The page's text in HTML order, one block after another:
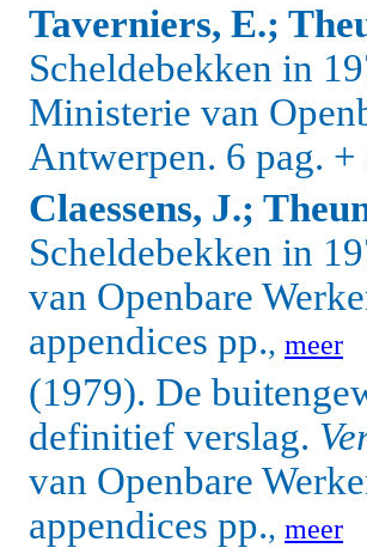
Taverniers, E.;
Scheldebekken in
Ministerie van
Antwerpen. 6 pag. +
Claessens, J.;
Scheldebekken in
van Openbare
appendices pp., meer
(1979). De
definitief verslag.
van Openbare
appendices pp., meer